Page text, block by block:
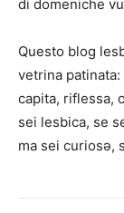
di domeniche
Questo blog
vetrina
capita, riflessa,
sei lesbica, se
ma sei curiosə,